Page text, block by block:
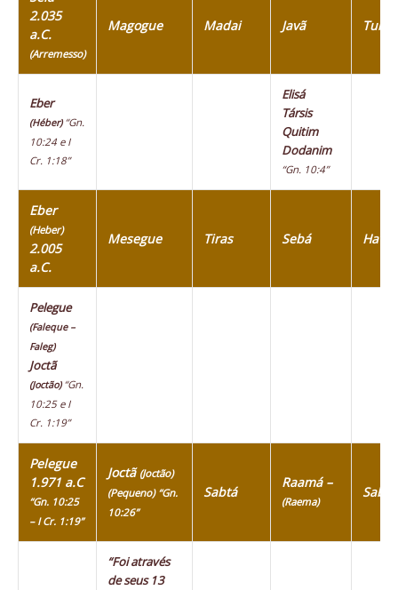
2.035
a.C.
(Arremesso)
Magogue Madai Javã Tubal
Eber
(Héber) “Gn.
10:24 e I
Cr. 1:18”
Elisá
Társis
Quitim
Dodanim
“Gn. 10:4”
Eber
(Heber)
2.005
a.C.
Mesegue Tiras Sebá Havilá
Pelegue
(Faleque –
Faleg)
Joctã
(Joctão) “Gn.
10:25 e I
Cr. 1:19”
Pelegue
1.971 a.C
“Gn. 10:25
– I Cr. 1:19”
Joctã (Joctão)
(Pequeno) “Gn.
10:26”
Sabtá
Raamá –
(Raema)
“Foi através
de seus 13